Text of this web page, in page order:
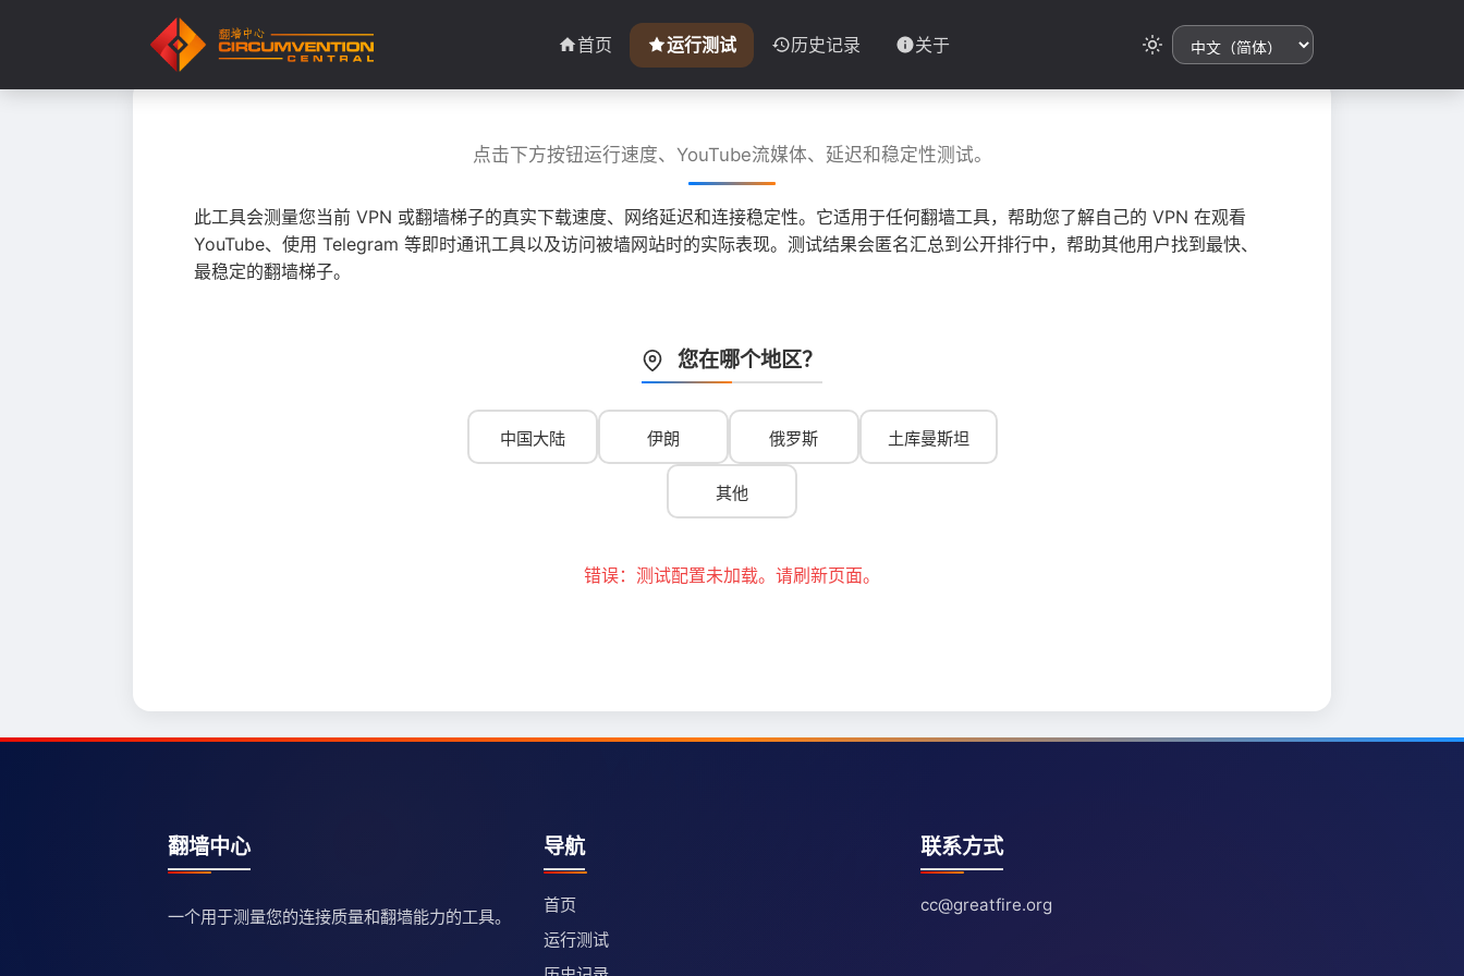
首页 运行测试 历史记录 关于
点击下方按钮运行速度、YouTube流媒体、延迟和稳定性测试。
此工具会测量您当前 VPN 或翻墙梯子的真实下载速度、网络延迟和连接稳定性。它适用于任何翻墙工具，帮助您了解自己的 VPN 在观看
YouTube、使用 Telegram 等即时通讯工具以及访问被墙网站时的实际表现。测试结果会匿名汇总到公开排行中，帮助其他用户找到最快、
最稳定的翻墙梯子。
您在哪个地区？
中国大陆 伊朗 俄罗斯 土库曼斯坦
其他
错误：测试配置未加载。请刷新页面。
翻墙中心
一个用于测量您的连接质量和翻墙能力的工具。
导航
首页
运行测试
联系方式
cc@greatfire.org